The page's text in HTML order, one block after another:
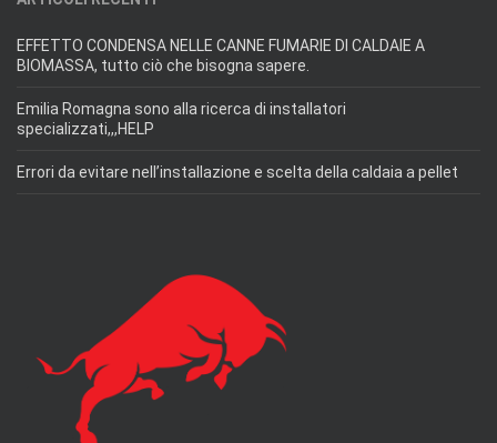
EFFETTO CONDENSA NELLE CANNE FUMARIE DI CALDAIE A
BIOMASSA, tutto ciò che bisogna sapere.
Emilia Romagna sono alla ricerca di installatori
specializzati,,,HELP
Errori da evitare nell’installazione e scelta della caldaia a pellet